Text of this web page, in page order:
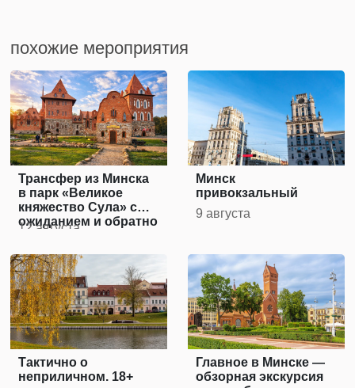
похожие мероприятия
Трансфер из Минска
в парк «Великое
княжество Сула» с
ожиданием и обратно
12 августа
Минск
привокзальный
9 августа
Тактично о
неприличном. 18+
Главное в Минске —
обзорная экскурсия